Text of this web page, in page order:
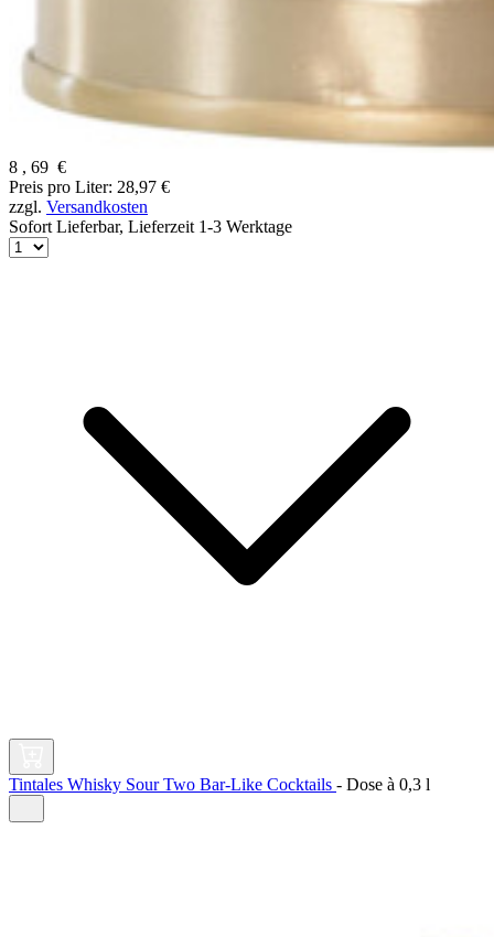
8 , 69 €
Preis pro Liter: 28,97 €
zzgl. Versandkosten
Sofort Lieferbar, Lieferzeit 1-3 Werktage
Tintales Whisky Sour Two Bar-Like Cocktails - Dose à 0,3 l